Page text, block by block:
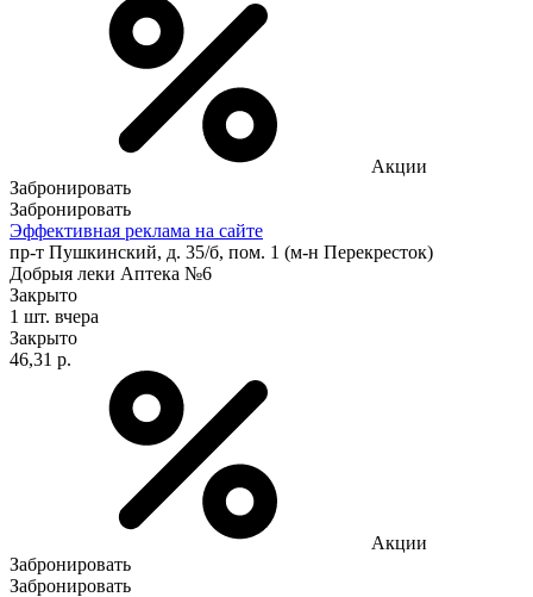
Акции
Забронировать
Забронировать
Эффективная реклама на сайте
пр-т Пушкинский, д. 35/б, пом. 1 (м-н Перекресток)
Добрыя леки Аптека №6
Закрыто
1 шт. вчера
Закрыто
46,31 р.
Акции
Забронировать
Забронировать